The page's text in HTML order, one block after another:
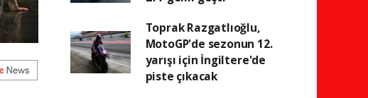
Toprak Razgatlıoğlu,
MotoGP'de sezonun 12.
yarışı için İngiltere'de
piste çıkacak